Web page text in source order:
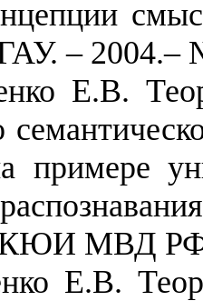
– 2004.–
Е.В.
примере
КЮИ МВД
Е.В.